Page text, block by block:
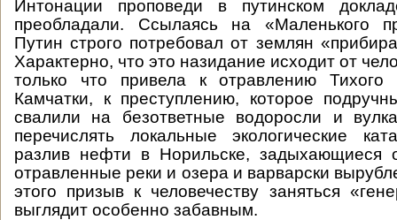
Интонации проповеди в путинском
преобладали. Ссылаясь на «Маленького
Путин строго потребовал от землян
Характерно, что это назидание исходит от
только что привела к отравлению
Камчатки, к преступлению, которое
свалили на безответные водоросли и
перечислять локальные экологические
разлив нефти в Норильске, задыхающиеся
отравленные реки и озера и варварски
этого призыв к человечеству заняться
выглядит особенно забавным.